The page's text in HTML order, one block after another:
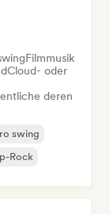
Filmmusik
oder
deren
swing
Rock